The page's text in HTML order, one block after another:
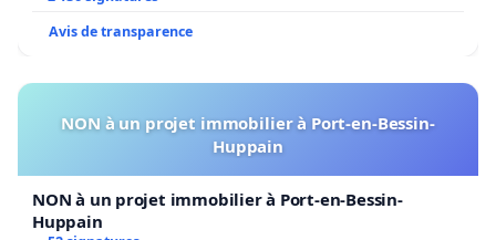
Avis de transparence
NON à un projet immobilier à Port-en-Bessin-
Huppain
NON à un projet immobilier à Port-en-Bessin-
Huppain